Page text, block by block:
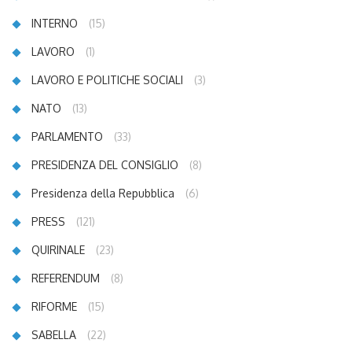
INTERNO (15)
LAVORO (1)
LAVORO E POLITICHE SOCIALI (3)
NATO (13)
PARLAMENTO (33)
PRESIDENZA DEL CONSIGLIO (8)
Presidenza della Repubblica (6)
PRESS (121)
QUIRINALE (23)
REFERENDUM (8)
RIFORME (15)
SABELLA (22)